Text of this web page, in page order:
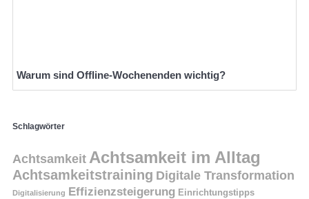
Warum sind Offline-Wochenenden wichtig?
Schlagwörter
Achtsamkeit Achtsamkeit im Alltag
Achtsamkeitstraining Digitale Transformation
Digitalisierung Effizienzsteigerung Einrichtungstipps